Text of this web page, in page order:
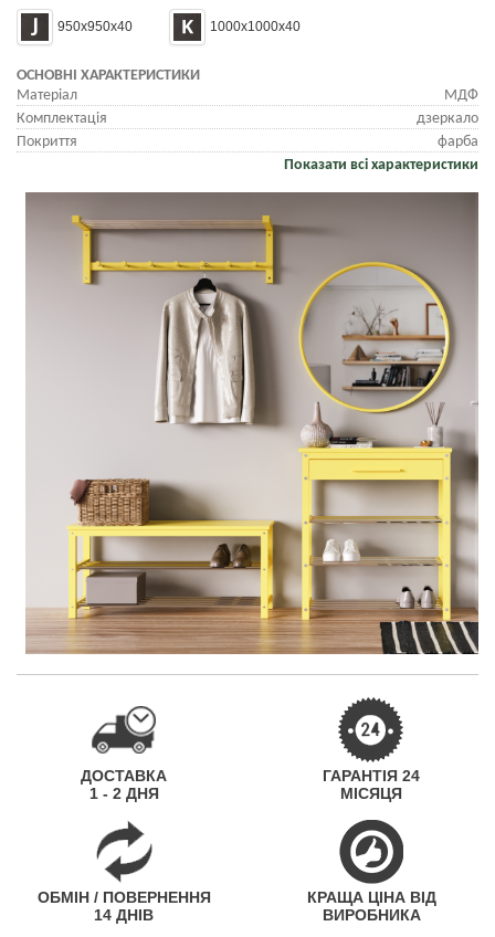
950x950x40 1000x1000x40
ОСНОВНІ ХАРАКТЕРИСТИКИ
Матеріал
МДФ
Комплектація
дзеркало
Покриття
фарба
Показати всі характеристики
ДОСТАВКА
1 - 2 ДНЯ
ГАРАНТІЯ 24
МІСЯЦЯ
ОБМІН / ПОВЕРНЕННЯ
14 ДНІВ
КРАЩА ЦІНА ВІД
ВИРОБНИКА